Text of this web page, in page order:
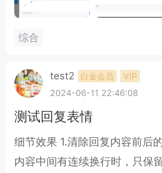
综合
test2 白金会员
VIP
2024-06-11 22:46:08
测试回复表情
细节效果 1.清除回复内容前后的换行和空格 2.回复
内容中间有连续换行时，只保留一个